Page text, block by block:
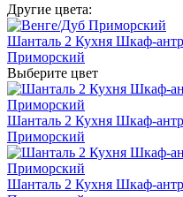
Другие цвета:
Шанталь 2 Кухня Шкаф-
Приморский
Выберите цвет
Шанталь 2 Кухня Шкаф-
Приморский
Шанталь 2 Кухня Шкаф-